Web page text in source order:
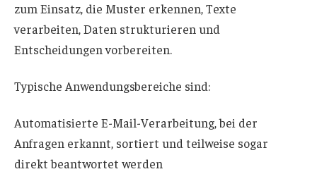
zum Einsatz, die Muster erkennen, Texte
verarbeiten, Daten strukturieren und
Entscheidungen vorbereiten.
Typische Anwendungsbereiche sind:
Automatisierte E-Mail-Verarbeitung, bei der
Anfragen erkannt, sortiert und teilweise sogar
direkt beantwortet werden